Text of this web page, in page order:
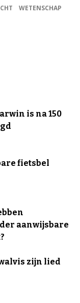
WETENSCHAP
is na 150
fietsbel
aanwijsbare
zijn lied